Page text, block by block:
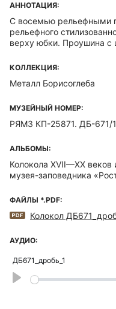
АННОТАЦИЯ:
С восемью рельефными
рельефного
верху юбки. Проушина
КОЛЛЕКЦИЯ:
Металл Борисоглеба
МУЗЕЙНЫЙ НОМЕР:
РЯМЗ КП-25871. ДБ-671/1
АЛЬБОМЫ:
Колокола XVII—XX веков
музея-заповедника
ФАЙЛЫ *.PDF:
Колокол
АУДИО:
ДБ671_дробь_1
Play